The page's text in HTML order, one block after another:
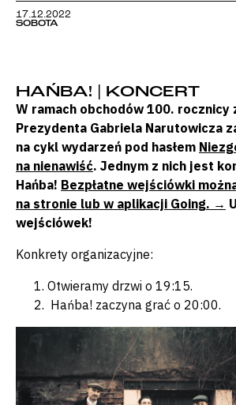
17.12.2022
SOBOTA
HAŃBA! | KONCERT
W ramach obchodów 100. rocznicy
Prezydenta Gabriela Narutowicza
na cykl wydarzeń pod hasłem
na nienawiść. Jednym z nich jest
Hańba! Bezpłatne wejściówki
na stronie lub w aplikacji Going. →
wejściówek!
Konkrety organizacyjne:
Otwieramy drzwi o 19:15.
Hańba! zaczyna grać o 20:00.